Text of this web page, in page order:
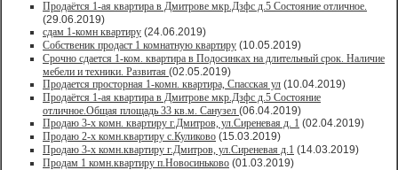
Продаётся 1-ая квартира в Дмитрове мкр.Дзфс д.5 Состояние отличное.
(29.06.2019)
сдам 1-комн квартиру (24.06.2019)
Собственик продаст 1 комнатную квартиру (10.05.2019)
Срочно сдается 1-ком. квартира в Подосинках на длительный срок. Наличие
мебели и техники. Развитая (02.05.2019)
Продается просторная 1-комн. квартира, Спасская ул (10.04.2019)
Продаётся 1-ая квартира в Дмитрове мкр.Дзфс д.5 Состояние
отличное.Общая площадь 33 кв.м. Санузел (06.04.2019)
Продаю 3-х комн. квартиру г.Дмитров, ул.Сиреневая д. 1 (02.04.2019)
Продаю 2-х комн.квартиру с.Куликово (15.03.2019)
Продаю 3-х комн.квартиру г.Дмитров, ул.Сиреневая д.1 (14.03.2019)
Продам 1 комн.квартиру п.Новосиньково (01.03.2019)